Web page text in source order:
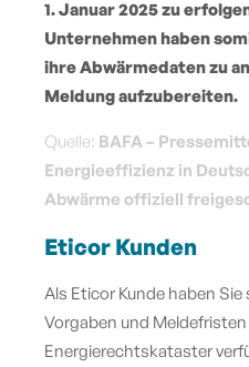
1. Januar 2025 zu
Unternehmen haben
ihre Abwärmedaten zu
Meldung aufzubereiten.
Quelle: BAFA –
Energieeffizienz in
Abwärme offiziell
Eticor Kunden
Als Eticor Kunde haben
Vorgaben und
Energierechtskataster